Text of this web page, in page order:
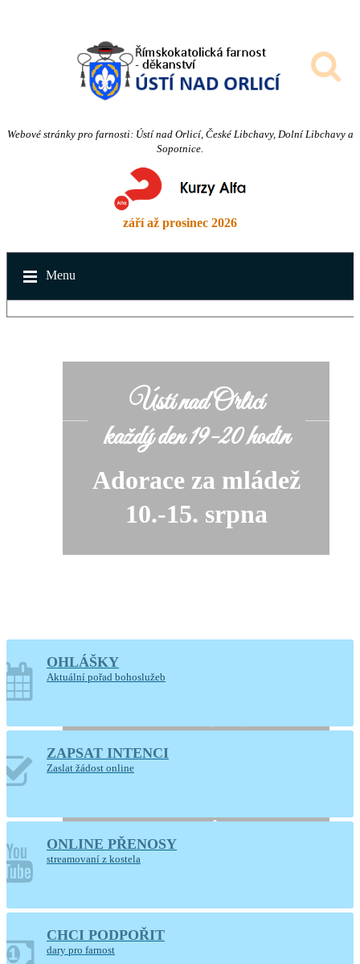
Webové stránky pro farnosti: Ústí nad Orlicí, České Libchavy, Dolní Libchavy a
Sopotnice.
září až prosinec 2026
Menu
Ústí nad Orlicí
každý den 19-20 hodin
Adorace za mládež
10.-15. srpna
soboty o prázdninách
14-17.30 hodin
Otevřený kostel
Marie
Ústí nad Orlicí
Generální úklid kostela
OHLÁŠKY
Aktuální pořad bohoslužeb
ZAPSAT INTENCI
Zaslat žádost online
ONLINE PŘENOSY
streamovaní z kostela
CHCI PODPOŘIT
dary pro farnost